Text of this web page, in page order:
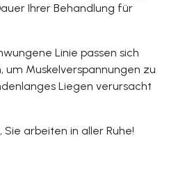
Ihrer Behandlung für
Linie passen sich
um Muskelverspannungen zu
Liegen verursacht
Sie arbeiten in aller Ruhe!